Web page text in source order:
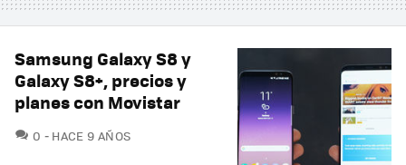
Samsung Galaxy S8 y
Galaxy S8+, precios y
planes con Movistar
0 COMENTARIOS
HACE 9 AÑOS